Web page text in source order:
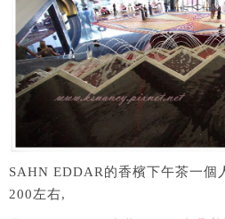
SAHN EDDAR的香檳下午茶一個
200左右,